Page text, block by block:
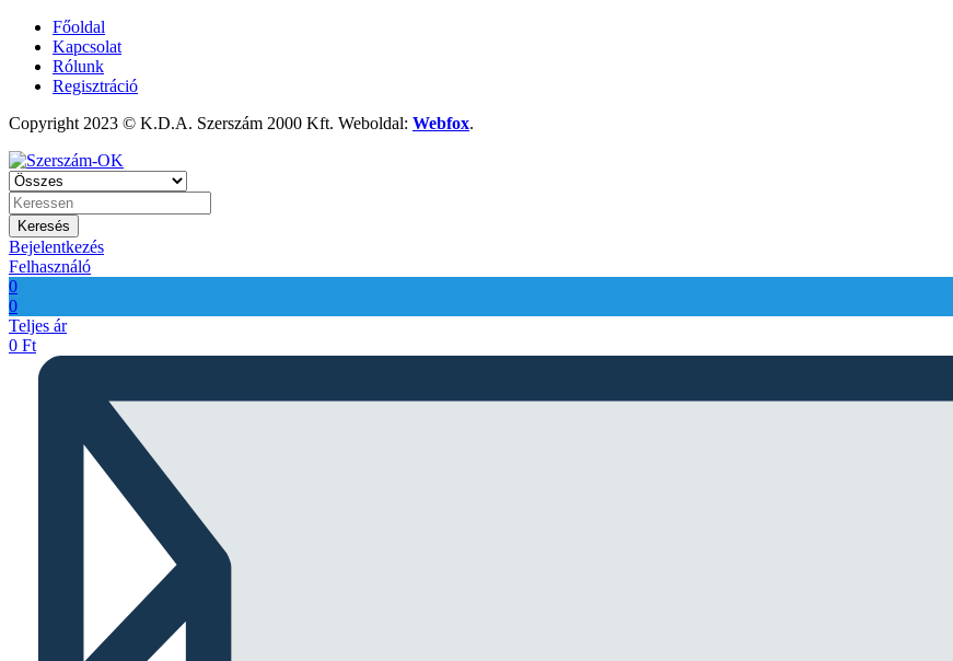
Főoldal
Kapcsolat
Rólunk
Regisztráció
Copyright 2023 © K.D.A. Szerszám 2000 Kft. Weboldal: Webfox.
Keresés
Bejelentkezés
Felhasználó
0
0
Teljes ár
0 Ft